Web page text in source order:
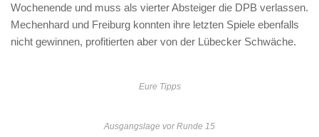
Wochenende und muss als vierter Absteiger die DPB verlassen.
Mechenhard und Freiburg konnten ihre letzten Spiele ebenfalls
nicht gewinnen, profitierten aber von der Lübecker Schwäche.
Eure Tipps
Ausgangslage vor Runde 15